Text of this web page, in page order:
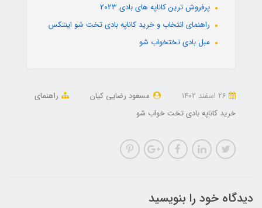
پرفروش ترین کاناپه های بادی 2023
راهنمای انتخاب و خرید کاناپه بادی تخت شو اینتکس
مبل بادی تختخواب شو
مسعود رضایی کیان
راهنمای
خرید کاناپه بادی تخت خواب شو
دیدگاه خود را بنویسید